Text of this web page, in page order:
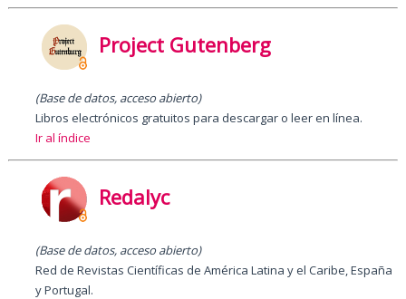
Project Gutenberg
(Base de datos, acceso abierto)
Libros electrónicos gratuitos para descargar o leer en línea.
Ir al índice
Redalyc
(Base de datos, acceso abierto)
Red de Revistas Científicas de América Latina y el Caribe, España
y Portugal.